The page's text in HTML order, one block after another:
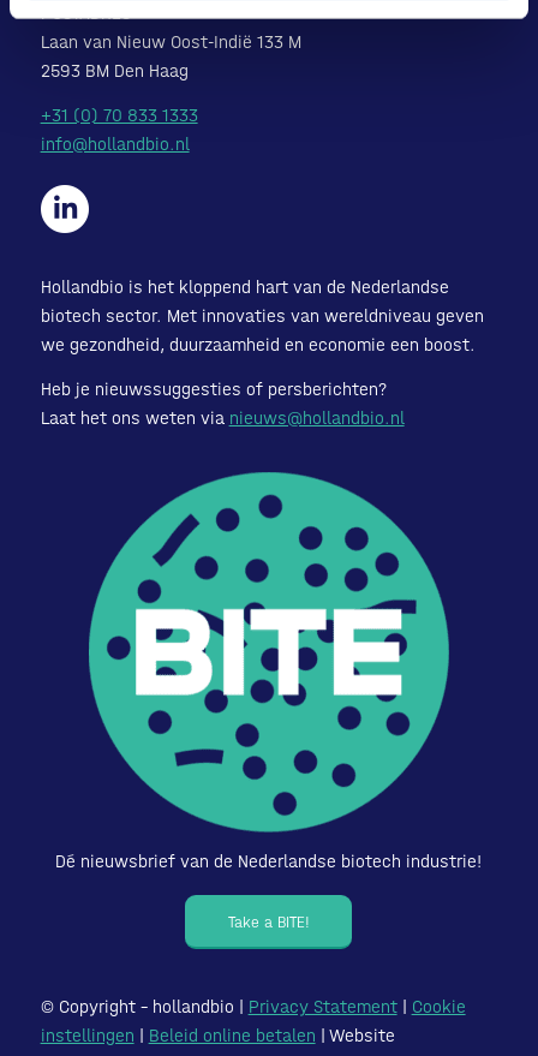
POSTADRES
Laan van Nieuw Oost-Indië 133 M
2593 BM Den Haag
+31 (0) 70 833 1333
info@hollandbio.nl
Hollandbio is het kloppend hart van de Nederlandse
biotech sector. Met innovaties van wereldniveau geven
we gezondheid, duurzaamheid en economie een boost.
Heb je nieuwssuggesties of persberichten?
Laat het ons weten via nieuws@hollandbio.nl
Dé nieuwsbrief van de Nederlandse biotech industrie!
Take a BITE!
© Copyright – hollandbio | Privacy Statement| Cookie
instellingen | Beleid online betalen | Website